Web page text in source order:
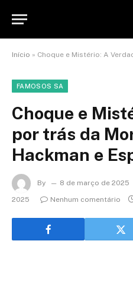
Início » Choque e Mistério: A Verdade por
FAMOSOS SA
Choque e
por trás da
Hackman e
By 8 de março de 2025
2025
Nenhum comentário